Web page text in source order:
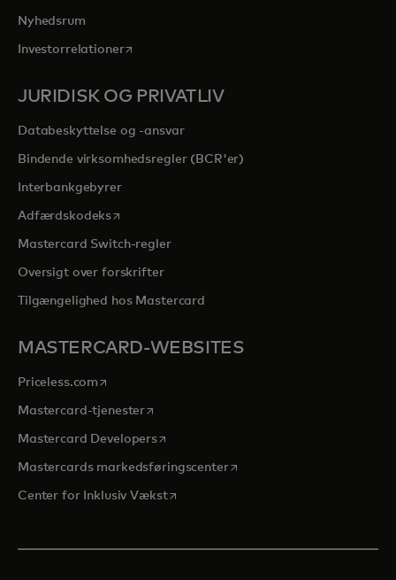
Nyhedsrum
Investorrelationeropens in a new tab
JURIDISK OG PRIVATLIV
Databeskyttelse og -ansvar
Bindende virksomhedsregler (BCR'er)
Interbankgebyrer
Adfærdskodeksopens in a new tab
Mastercard Switch-regler
Oversigt over forskrifter
Tilgængelighed hos Mastercard
MASTERCARD-WEBSITES
Priceless.com opens in a new tab
Mastercard-tjenesteropens in a new tab
Mastercard Developersopens in a new tab
Mastercards markedsføringscenteropens in a new tab
Center for Inklusiv Vækstopens in a new tab